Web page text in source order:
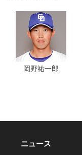
岡野祐一郎
ニュース